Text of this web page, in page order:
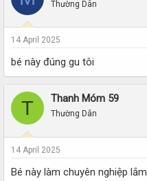
Thường Dân
14 April 2025
bé này đúng gu tôi
T Thanh Móm 59
Thường Dân
14 April 2025
Bé này làm chuyên nghiệp lắm